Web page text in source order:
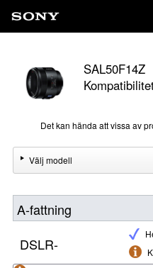
SAL50F14Z
Det kan hända att vissa av
Välj modell
A-fattning
DSLR-